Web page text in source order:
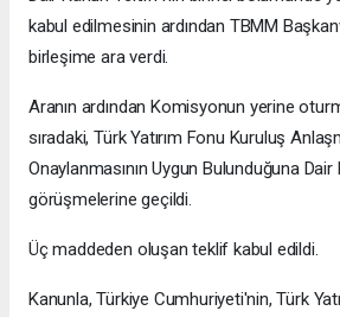
kabul edilmesinin ardından TBMM
birleşime ara verdi.
Aranın ardından Komisyonun yerine
sıradaki, Türk Yatırım Fonu Kuruluş
Onaylanmasının Uygun Bulunduğuna
görüşmelerine geçildi.
Üç maddeden oluşan teklif kabul edildi.
Kanunla, Türkiye Cumhuriyeti'nin, Türk